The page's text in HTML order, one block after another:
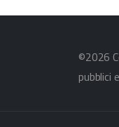
©2026
pubblici